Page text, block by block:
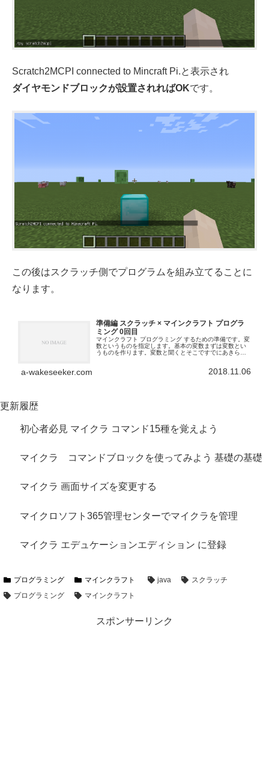
Scratch2MCPI connected to Mincraft Pi.と表示され
ダイヤモンドブロックが設置されればOKです。
この後はスクラッチ側でプログラムを組み立てることに
なります。
準備編 スクラッチ × マインクラフト プログラ
ミング 0回目
マインクラフト プログラミング するための準備です。変
数というものを指定します。基本の変数まずは変数とい
うものを作ります。変数と聞くとそこですでにあきらめ
a-wakeseeker.com 2018.11.06
更新履歴
初心者必見 マイクラ コマンド15種を覚えよう
マイクラ コマンドブロックを使ってみよう 基礎の基礎
マイクラ 画面サイズを変更する
マイクロソフト365管理センターでマイクラを管理
マイクラ エデュケーションエディション に登録
プログラミング マインクラフト java
スクラッチ
プログラミング
マインクラフト
スポンサーリンク